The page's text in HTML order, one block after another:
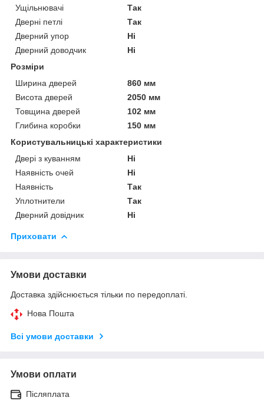
Ущільнювачі
Так
Дверні петлі
Так
Дверний упор
Ні
Дверний доводчик
Ні
Розміри
Ширина дверей
860 мм
Висота дверей
2050 мм
Товщина дверей
102 мм
Глибина коробки
150 мм
Користувальницькі характеристики
Двері з куванням
Ні
Наявність очей
Ні
Наявність
Так
Уплотнители
Так
Дверний довідник
Ні
Приховати
Умови доставки
Доставка здійснюється тільки по передоплаті.
Нова Пошта
Всі умови доставки
Умови оплати
Післяплата